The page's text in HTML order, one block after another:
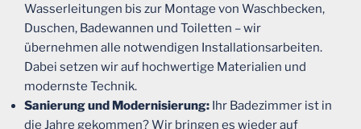
Wasserleitungen bis zur Montage von Waschbecken,
Duschen, Badewannen und Toiletten – wir
übernehmen alle notwendigen Installationsarbeiten.
Dabei setzen wir auf hochwertige Materialien und
modernste Technik.
Sanierung und Modernisierung: Ihr Badezimmer ist in
die Jahre gekommen? Wir bringen es wieder auf